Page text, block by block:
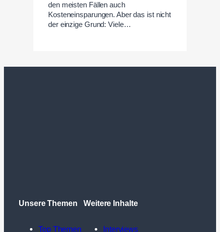
den meisten Fällen auch
Kosteneinsparungen. Aber das ist nicht
der einzige Grund: Viele…
Unsere Themen
Top Themen
Weitere Inhalte
Interviews